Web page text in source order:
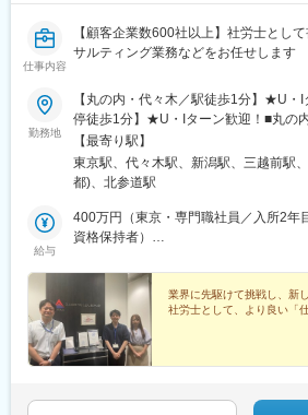
仕事内容
【顧客企業数600社以上】社労士とし
サルティング業務などをお任せします
勤務地
【丸の内・代々木／駅徒歩1分】★U・
停徒歩1分】★U・Iターン歓迎！■丸の
丸の内1-8-1丸の内トラストタワーN館
本橋口より徒歩1分■代々木オフィス東
代々木イーストビル4F・6F・JR各線「
あいおいニッセイ同和損保新潟ビル1F・3F ・バス停「本町
徒歩1分 ※転居を伴う転勤は原則ありません。※受動喫煙対策：屋
【最寄り駅】
東京駅、代々木駅、新潟駅、三越前駅
都)、北参道駅
給与
400万円（東京・専門職社員／入所2年
資格保持者）
資格保持者）
業界に先駆けて挑戦し、新
社労士として、より良い「